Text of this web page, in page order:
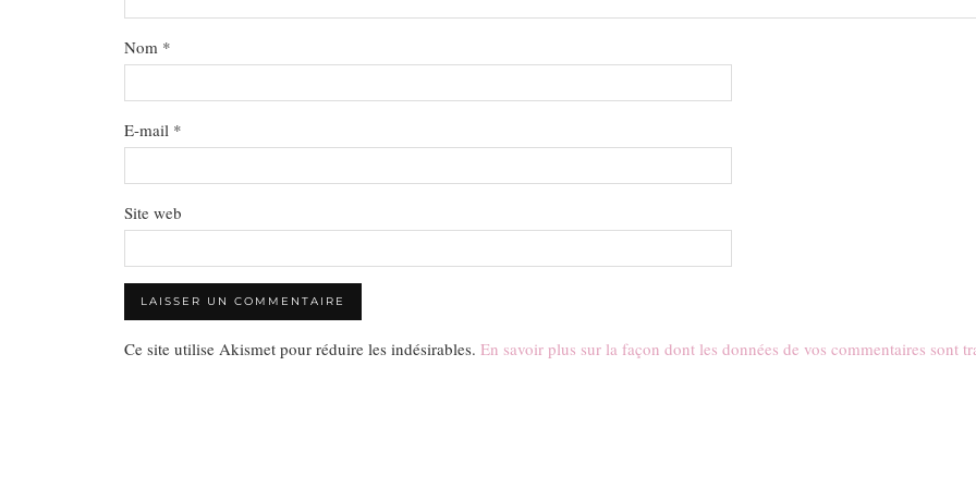
Nom *
E-mail *
Site web
Ce site utilise Akismet pour réduire les indésirables. En savoir plus sur la façon dont les données de vos commentaires sont